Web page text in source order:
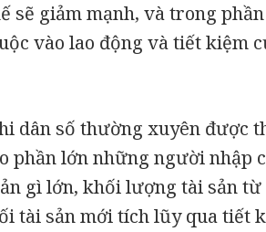
giảm mạnh, và trong
vào lao động và tiết kiệm
dân số thường xuyên được
phần lớn những người nhập
gì lớn, khối lượng tài sản
tài sản mới tích lũy qua tiết